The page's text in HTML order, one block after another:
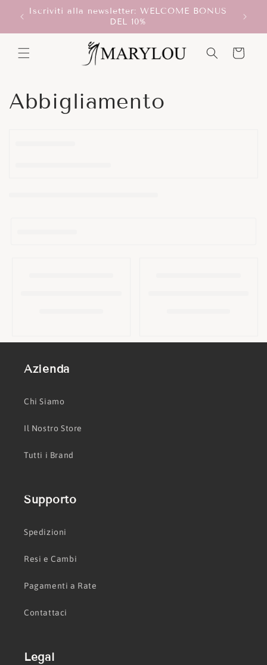
direttamente
Iscriviti alla newsletter: WELCOME BONUS
DEL 10%
Carrello
C
e
Abbigliamento
Azienda
Chi Siamo
Il Nostro Store
Tutti i Brand
Supporto
Spedizioni
Resi e Cambi
Pagamenti a Rate
Contattaci
Legal